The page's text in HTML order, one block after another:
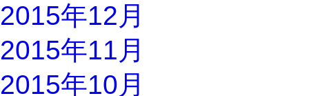
2015年12月
2015年11月
2015年10月